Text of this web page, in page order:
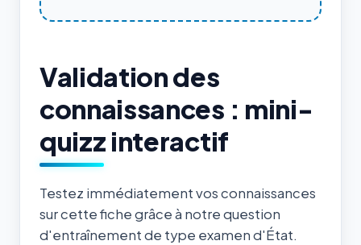
Validation des
connaissances : mini-
quizz interactif
Testez immédiatement vos connaissances
sur cette fiche grâce à notre question
d'entraînement de type examen d'État.